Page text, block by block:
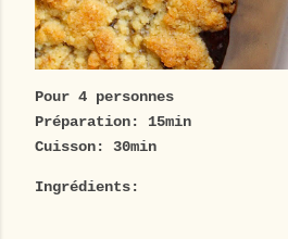
Pour 4 personnes
Préparation: 15min
Cuisson: 30min
Ingrédients: